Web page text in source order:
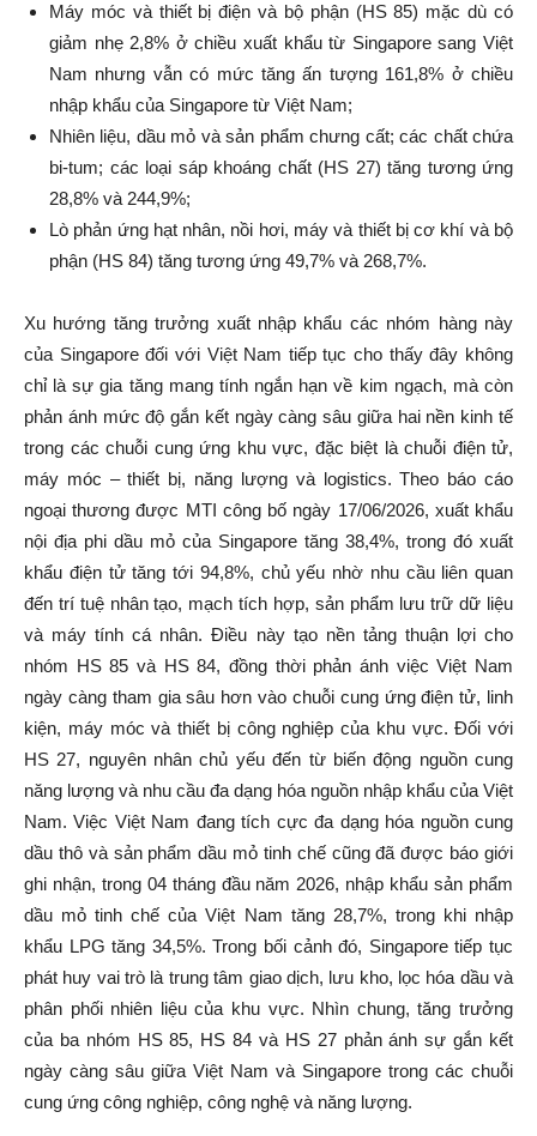
Máy móc và thiết bị điện và bộ phận (HS 85) mặc dù có
giảm nhẹ 2,8% ở chiều xuất khẩu từ Singapore sang Việt
Nam nhưng vẫn có mức tăng ấn tượng 161,8% ở chiều
nhập khẩu của Singapore từ Việt Nam;
Nhiên liệu, dầu mỏ và sản phẩm chưng cất; các chất chứa
bi-tum; các loại sáp khoáng chất (HS 27) tăng tương ứng
28,8% và 244,9%;
Lò phản ứng hạt nhân, nồi hơi, máy và thiết bị cơ khí và bộ
phận (HS 84) tăng tương ứng 49,7% và 268,7%.
Xu hướng tăng trưởng xuất nhập khẩu các nhóm hàng này
của Singapore đối với Việt Nam tiếp tục cho thấy đây không
chỉ là sự gia tăng mang tính ngắn hạn về kim ngạch, mà còn
phản ánh mức độ gắn kết ngày càng sâu giữa hai nền kinh tế
trong các chuỗi cung ứng khu vực, đặc biệt là chuỗi điện tử,
máy móc – thiết bị, năng lượng và logistics. Theo báo cáo
ngoại thương được MTI công bố ngày 17/06/2026, xuất khẩu
nội địa phi dầu mỏ của Singapore tăng 38,4%, trong đó xuất
khẩu điện tử tăng tới 94,8%, chủ yếu nhờ nhu cầu liên quan
đến trí tuệ nhân tạo, mạch tích hợp, sản phẩm lưu trữ dữ liệu
và máy tính cá nhân. Điều này tạo nền tảng thuận lợi cho
nhóm HS 85 và HS 84, đồng thời phản ánh việc Việt Nam
ngày càng tham gia sâu hơn vào chuỗi cung ứng điện tử, linh
kiện, máy móc và thiết bị công nghiệp của khu vực. Đối với
HS 27, nguyên nhân chủ yếu đến từ biến động nguồn cung
năng lượng và nhu cầu đa dạng hóa nguồn nhập khẩu của Việt
Nam. Việc Việt Nam đang tích cực đa dạng hóa nguồn cung
dầu thô và sản phẩm dầu mỏ tinh chế cũng đã được báo giới
ghi nhận, trong 04 tháng đầu năm 2026, nhập khẩu sản phẩm
dầu mỏ tinh chế của Việt Nam tăng 28,7%, trong khi nhập
khẩu LPG tăng 34,5%. Trong bối cảnh đó, Singapore tiếp tục
phát huy vai trò là trung tâm giao dịch, lưu kho, lọc hóa dầu và
phân phối nhiên liệu của khu vực. Nhìn chung, tăng trưởng
của ba nhóm HS 85, HS 84 và HS 27 phản ánh sự gắn kết
ngày càng sâu giữa Việt Nam và Singapore trong các chuỗi
cung ứng công nghiệp, công nghệ và năng lượng.